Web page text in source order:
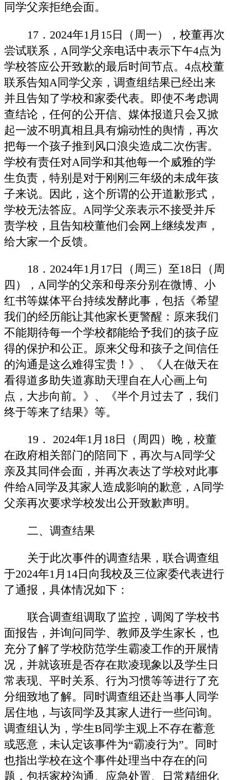
同学父亲拒绝会面。
17．2024年1月15日（周一），校董再次
尝试联系，A同学父亲电话中表示下午4点为
学校答应公开致歉的最后时间节点。4点校董
联系告知A同学父亲，调查组结果已经出来
并且告知了学校和家委代表。即使不考虑调
查结论，任何的公开信、媒体报道只会又掀
起一波不明真相且具有煽动性的舆情，再次
把每一个孩子推到风口浪尖造成二次伤害。
学校有责任对A同学和其他每一个威雅的学
生负责，特别是对于刚刚三年级的未成年孩
子来说。因此，这个所谓的公开道歉形式，
学校无法答应。A同学父亲表示不接受并斥
责学校，且告知校董他们会网上继续发声，
给大家一个反馈。
18．2024年1月17日（周三）至18日（周
四），A同学的父亲和母亲分别在微博、小
红书等媒体平台持续发酵此事，包括《希望
我们的经历能让其他家长更警醒：原来我们
不能期待每一个学校都能给予我们的孩子应
得的保护和公正。原来父母和孩子之间信任
的沟通是这么难得宝贵！》、《人在做天在
看得道多助失道寡助天理自在人心画上句
点，大步向前。》、《半个月过去了，我们
终于等来了结果》等。
19． 2024年1月18日（周四）晚，校董
在政府相关部门的陪同下，再次与A同学父
亲及其同伴会面，并再次表达了学校对此事
件给A同学及其家人造成影响的歉意，A同学
父亲再次要求学校发出公开致歉声明。
二、调查结果
关于此次事件的调查结果，联合调查组
于2024年1月14日向我校及三位家委代表进行
了通报，具体情况如下：
联合调查组调取了监控，调阅了学校书
面报告，并询问同学、教师及学生家长，也
充分了解了学校防范学生霸凌工作的开展情
况，并就该班是否存在欺凌现象以及学生日
常表现、平时关系、行为习惯等等进行了充
分细致地了解。同时调查组还赴当事人同学
居住地，与该同学及其家人进行一些问询。
调查组认为，学生B同学主观上不存在蓄意
或恶意，未认定该事件为“霸凌行为”。同时
也指出学校在这个事件处理当中存在的问
题，包括家校沟通、应急处置、日常精细化